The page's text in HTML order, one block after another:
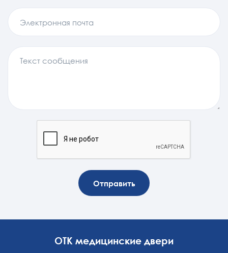
Отправить
ОТК медицинские двери